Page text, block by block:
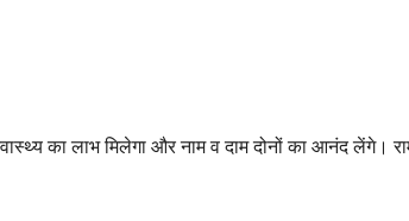
का लाभ मिलेगा और नाम व दाम दोनों का आनंद लेंगे।